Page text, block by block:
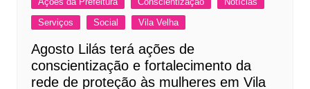
Serviços
Social Vila Velha
Agosto Lilás terá ações de
conscientização e fortalecimento da
rede de proteção às mulheres em Vila